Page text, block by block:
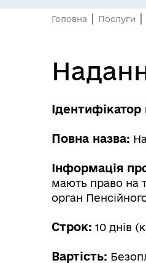
Головна Послуги
Ідентифікатор
Повна назва:
Інформація
мають право на
орган
Строк: 10 днів
Вартість: